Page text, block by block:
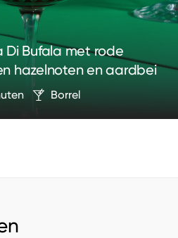
Di Bufala met rode
hazelnoten en aardbei
Borrel